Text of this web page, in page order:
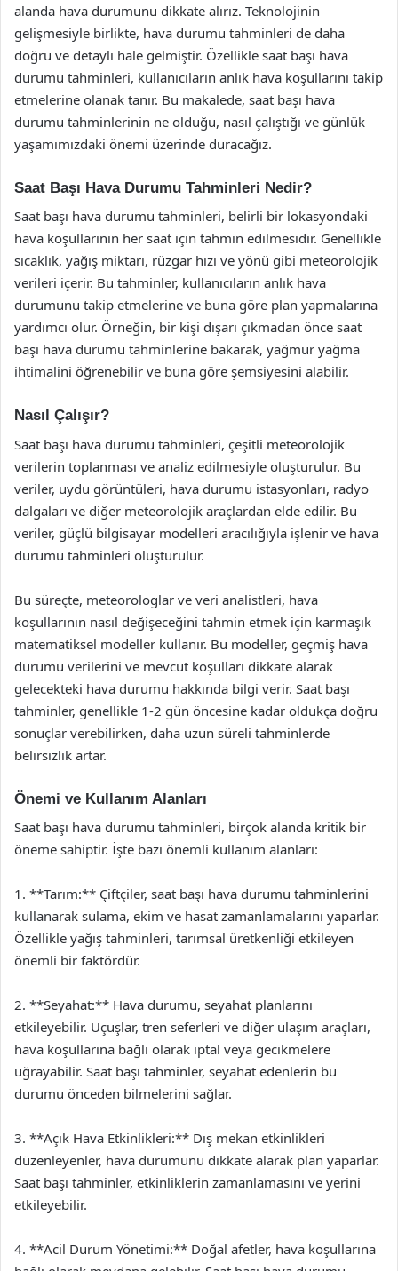
alanda hava durumunu dikkate alırız. Teknolojinin
gelişmesiyle birlikte, hava durumu tahminleri de daha
doğru ve detaylı hale gelmiştir. Özellikle saat başı hava
durumu tahminleri, kullanıcıların anlık hava koşullarını takip
etmelerine olanak tanır. Bu makalede, saat başı hava
durumu tahminlerinin ne olduğu, nasıl çalıştığı ve günlük
yaşamımızdaki önemi üzerinde duracağız.
Saat Başı Hava Durumu Tahminleri Nedir?
Saat başı hava durumu tahminleri, belirli bir lokasyondaki
hava koşullarının her saat için tahmin edilmesidir. Genellikle
sıcaklık, yağış miktarı, rüzgar hızı ve yönü gibi meteorolojik
verileri içerir. Bu tahminler, kullanıcıların anlık hava
durumunu takip etmelerine ve buna göre plan yapmalarına
yardımcı olur. Örneğin, bir kişi dışarı çıkmadan önce saat
başı hava durumu tahminlerine bakarak, yağmur yağma
ihtimalini öğrenebilir ve buna göre şemsiyesini alabilir.
Nasıl Çalışır?
Saat başı hava durumu tahminleri, çeşitli meteorolojik
verilerin toplanması ve analiz edilmesiyle oluşturulur. Bu
veriler, uydu görüntüleri, hava durumu istasyonları, radyo
dalgaları ve diğer meteorolojik araçlardan elde edilir. Bu
veriler, güçlü bilgisayar modelleri aracılığıyla işlenir ve hava
durumu tahminleri oluşturulur.
Bu süreçte, meteorologlar ve veri analistleri, hava
koşullarının nasıl değişeceğini tahmin etmek için karmaşık
matematiksel modeller kullanır. Bu modeller, geçmiş hava
durumu verilerini ve mevcut koşulları dikkate alarak
gelecekteki hava durumu hakkında bilgi verir. Saat başı
tahminler, genellikle 1-2 gün öncesine kadar oldukça doğru
sonuçlar verebilirken, daha uzun süreli tahminlerde
belirsizlik artar.
Önemi ve Kullanım Alanları
Saat başı hava durumu tahminleri, birçok alanda kritik bir
öneme sahiptir. İşte bazı önemli kullanım alanları:
1. **Tarım:** Çiftçiler, saat başı hava durumu tahminlerini
kullanarak sulama, ekim ve hasat zamanlamalarını yaparlar.
Özellikle yağış tahminleri, tarımsal üretkenliği etkileyen
önemli bir faktördür.
2. **Seyahat:** Hava durumu, seyahat planlarını
etkileyebilir. Uçuşlar, tren seferleri ve diğer ulaşım araçları,
hava koşullarına bağlı olarak iptal veya gecikmelere
uğrayabilir. Saat başı tahminler, seyahat edenlerin bu
durumu önceden bilmelerini sağlar.
3. **Açık Hava Etkinlikleri:** Dış mekan etkinlikleri
düzenleyenler, hava durumunu dikkate alarak plan yaparlar.
Saat başı tahminler, etkinliklerin zamanlamasını ve yerini
etkileyebilir.
4. **Acil Durum Yönetimi:** Doğal afetler, hava koşullarına